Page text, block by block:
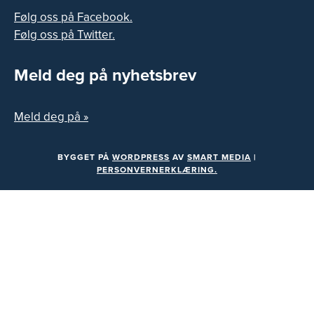
Følg oss på Facebook.
Følg oss på Twitter.
Meld deg på nyhetsbrev
Meld deg på »
BYGGET PÅ WORDPRESS AV SMART MEDIA |
PERSONVERNERKLÆRING.